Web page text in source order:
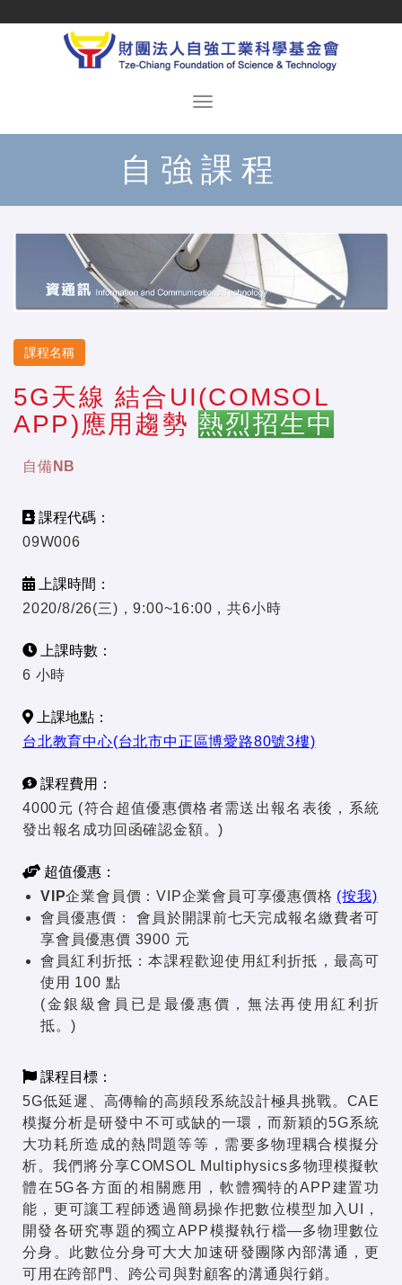
自強課程
課程名稱
5G天線 結合UI(COMSOL
APP)應用趨勢 熱烈招生中
自備NB
課程代碼：
09W006
上課時間：
2020/8/26(三)，9:00~16:00，共6小時
上課時數：
6 小時
上課地點：
台北教育中心(台北市中正區博愛路80號3樓)
課程費用：
4000元 (符合超值優惠價格者需送出報名表後，系統
發出報名成功回函確認金額。)
超值優惠：
VIP企業會員價：VIP企業會員可享優惠價格 (按我)
會員優惠價：
會員於開課前七天完成報名繳費者可
享會員優惠價 3900 元
會員紅利折抵：本課程歡迎使用紅利折抵，最高可
使用 100 點
(金銀級會員已是最優惠價，無法再使用紅利折
抵。)
課程目標：
5G低延遲、高傳輸的高頻段系統設計極具挑戰。CAE
模擬分析是研發中不可或缺的一環，而新穎的5G系統
大功耗所造成的熱問題等等，需要多物理耦合模擬分
析。我們將分享COMSOL Multiphysics多物理模擬軟
體在5G各方面的相關應用，軟體獨特的APP建置功
能，更可讓工程師透過簡易操作把數位模型加入UI，
開發各研究專題的獨立APP模擬執行檔—多物理數位
分身。此數位分身可大大加速研發團隊內部溝通，更
可用在跨部門、跨公司與對顧客的溝通與行銷。